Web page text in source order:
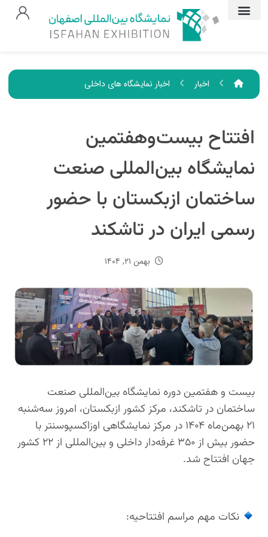
اخبار اخبار نمایشگاه های داخلی
افتتاح بیست‌و‌هفتمین
نمایشگاه بین‌المللی صنعت
ساختمان ازبکستان با حضور
رسمی ایران در تاشکند
بهمن ۲۱, ۱۴۰۴
بیست و هفتمین دوره نمایشگاه بین‌المللی صنعت
ساختمان در تاشکند، مرکز کشور ازبکستان، امروز سه‌شنبه
۲۱ بهمن‌ماه ۱۴۰۴ در مرکز نمایشگاهی اوزاکسپوسنتر با
حضور بیش از ۳۵۰ غرفه‌دار داخلی و بین‌المللی از ۲۲ کشور
جهان افتتاح شد.
نکات مهم مراسم افتتاحیه: